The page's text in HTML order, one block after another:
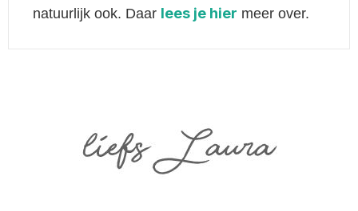
natuurlijk ook. Daar lees je hier meer over.